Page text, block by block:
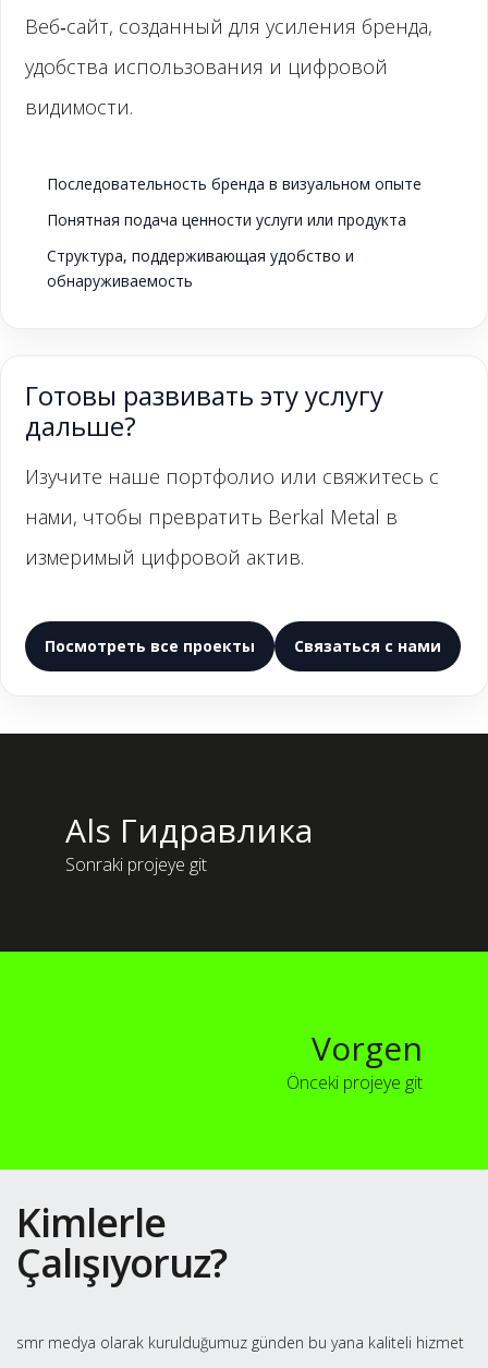
Веб‑сайт, созданный для усиления бренда,
удобства использования и цифровой
видимости.
Последовательность бренда в визуальном опыте
Понятная подача ценности услуги или продукта
Структура, поддерживающая удобство и
обнаруживаемость
Готовы развивать эту услугу
дальше?
Изучите наше портфолио или свяжитесь с
нами, чтобы превратить Berkal Metal в
измеримый цифровой актив.
Посмотреть все проекты Связаться с нами
Als Гидравлика
Sonraki projeye git
Vorgen
Önceki projeye git
Kimlerle
Çalışıyoruz?
smr medya olarak kurulduğumuz günden bu yana kaliteli hizmet